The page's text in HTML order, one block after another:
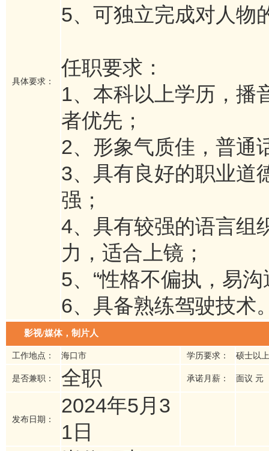
具体要求：
5、可独立完成对人物
任职要求：
1、本科以上学历，播
者优先；
2、形象气质佳，普通
3、具有良好的职业道
强；
4、具有较强的语言组
力，适合上镜；
5、“性格不偏执，易
6、具备熟练驾驶技术
影视/媒体，制片人
工作地点： 海口市 学历要求： 硕士以上
是否兼职： 全职 承诺月薪： 面议 元
发布日期：
2024年5月3
1日